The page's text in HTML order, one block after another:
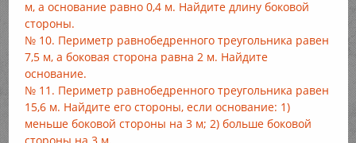
м, а основание равно 0,4 м. Найдите длину боковой
стороны.
№ 10. Периметр равнобедренного треугольника равен
7,5 м, а боковая сторона равна 2 м. Найдите
основание.
№ 11. Периметр равнобедренного треугольника равен
15,6 м. Найдите его стороны, если основание: 1)
меньше боковой стороны на 3 м; 2) больше боковой